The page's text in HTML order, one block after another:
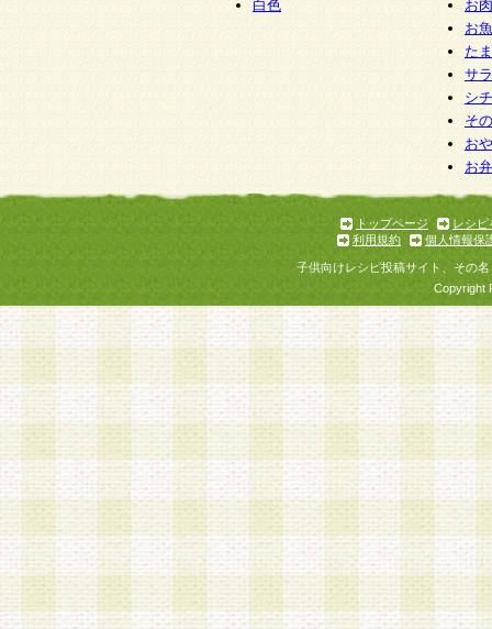
白色
お
お
た
サ
シ
そ
お
お
トップページ
レシピ
利用規約
個人情報保
子供向けレシピ投稿サイト、その
Copyright